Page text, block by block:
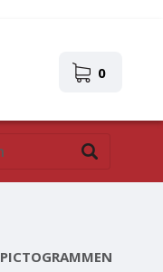
0
PICTOGRAMMEN